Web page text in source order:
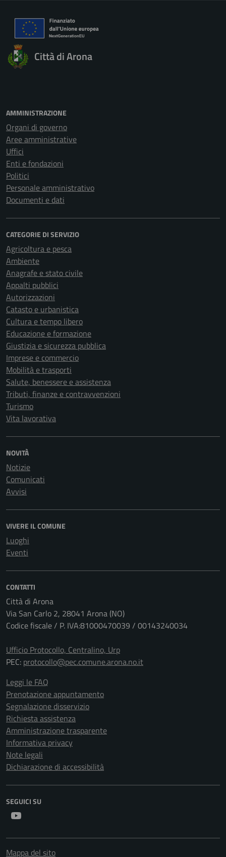
Città di Arona
AMMINISTRAZIONE
Organi di governo
Aree amministrative
Uffici
Enti e fondazioni
Politici
Personale amministrativo
Documenti e dati
CATEGORIE DI SERVIZIO
Agricoltura e pesca
Ambiente
Anagrafe e stato civile
Appalti pubblici
Autorizzazioni
Catasto e urbanistica
Cultura e tempo libero
Educazione e formazione
Giustizia e sicurezza pubblica
Imprese e commercio
Mobilità e trasporti
Salute, benessere e assistenza
Tributi, finanze e contravvenzioni
Turismo
Vita lavorativa
NOVITÀ
Notizie
Comunicati
Avvisi
VIVERE IL COMUNE
Luoghi
Eventi
CONTATTI
Città di Arona
Via San Carlo 2, 28041 Arona (NO)
Codice fiscale / P. IVA:81000470039 / 00143240034
Ufficio Protocollo, Centralino, Urp
PEC: protocollo@pec.comune.arona.no.it
Leggi le FAQ
Prenotazione appuntamento
Segnalazione disservizio
Richiesta assistenza
Amministrazione trasparente
Informativa privacy
Note legali
Dichiarazione di accessibilità
SEGUICI SU
Mappa del sito